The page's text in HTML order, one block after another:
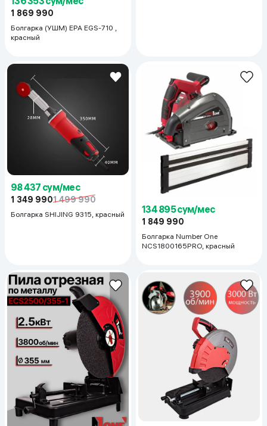
1 869 990
Болгарка (УШМ) EPA EGS-710 ,
красный
98 437 сум/мес
1 349 9901 499 990
Болгарка SHIJING 9315, красный 134 895 сум/мес
1 849 990
Болгарка Number One
NCS1800165PRO, красный